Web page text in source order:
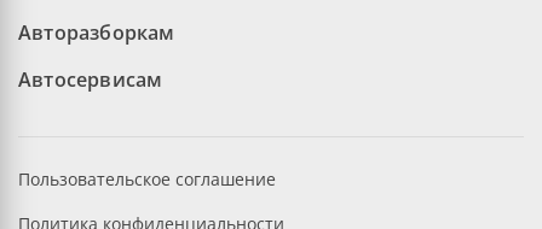
Авторазборкам
Автосервисам
Пользовательское соглашение
Политика конфиденциальности